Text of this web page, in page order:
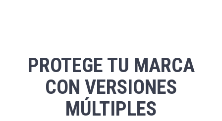
PROTEGE TU MARCA
CON VERSIONES
MÚLTIPLES